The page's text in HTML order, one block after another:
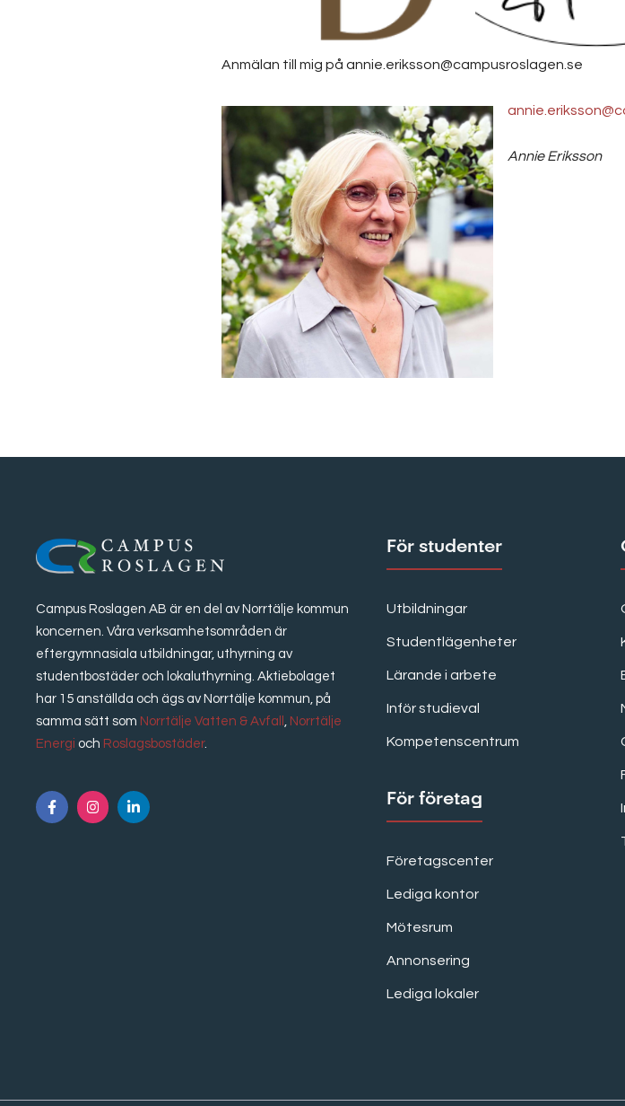
Anmälan till mig på annie.eriksson@campusroslagen.se
Annie Eriksson
Campus Roslagen AB är en del av Norrtälje kommun
koncernen. Våra verksamhetsområden är
eftergymnasiala utbildningar, uthyrning av
studentbostäder och lokaluthyrning. Aktiebolaget
har 15 anställda och ägs av Norrtälje kommun, på
samma sätt som Norrtälje Vatten & Avfall
Norrtälje
Energi och Roslagsbostäder.
För studenter
Utbildningar
Studentlägenheter
Lärande i arbete
Inför studieval
Kompetenscentrum
För företag
Företagscenter
Lediga kontor
Mötesrum
Annonsering
Lediga lokaler